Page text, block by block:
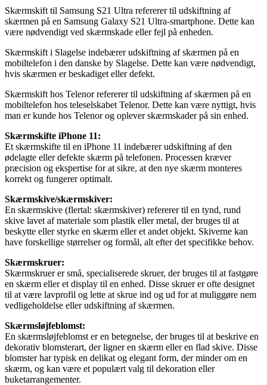
Skærmskift til Samsung S21 Ultra refererer til udskiftning af
skærmen på en Samsung Galaxy S21 Ultra-smartphone. Dette kan
være nødvendigt ved skærmskade eller fejl på enheden.
Skærmskift i Slagelse indebærer udskiftning af skærmen på en
mobiltelefon i den danske by Slagelse. Dette kan være nødvendigt,
hvis skærmen er beskadiget eller defekt.
Skærmskift hos Telenor refererer til udskiftning af skærmen på en
mobiltelefon hos teleselskabet Telenor. Dette kan være nyttigt, hvis
man er kunde hos Telenor og oplever skærmskader på sin enhed.
Skærmskifte iPhone 11:
Et skærmskifte til en iPhone 11 indebærer udskiftning af den
ødelagte eller defekte skærm på telefonen. Processen kræver
præcision og ekspertise for at sikre, at den nye skærm monteres
korrekt og fungerer optimalt.
Skærmskive/skærmskiver:
En skærmskive (flertal: skærmskiver) refererer til en tynd, rund
skive lavet af materiale som plastik eller metal, der bruges til at
beskytte eller styrke en skærm eller et andet objekt. Skiverne kan
have forskellige størrelser og formål, alt efter det specifikke behov.
Skærmskruer:
Skærmskruer er små, specialiserede skruer, der bruges til at fastgøre
en skærm eller et display til en enhed. Disse skruer er ofte designet
til at være lavprofil og lette at skrue ind og ud for at muliggøre nem
vedligeholdelse eller udskiftning af skærmen.
Skærmsløjfeblomst:
En skærmsløjfeblomst er en betegnelse, der bruges til at beskrive en
dekorativ blomsterart, der ligner en skærm eller en flad skive. Disse
blomster har typisk en delikat og elegant form, der minder om en
skærm, og kan være et populært valg til dekoration eller
buketarrangementer.